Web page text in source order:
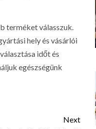
terméket válasszuk.
hely és vásárlói
időt és
egészségünk
Next